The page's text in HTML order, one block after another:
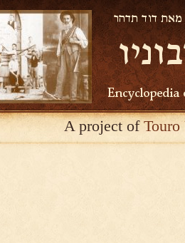
A project of